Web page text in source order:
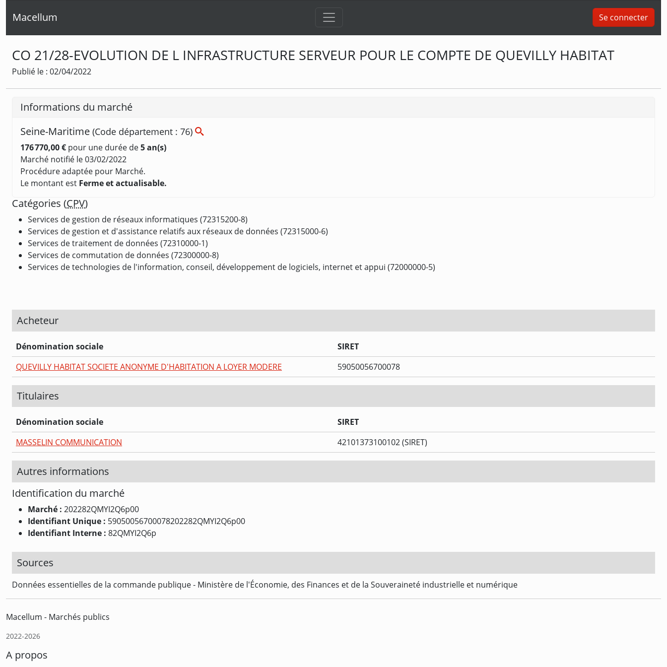
Macellum Se connecter
CO 21/28-EVOLUTION DE L INFRASTRUCTURE SERVEUR POUR LE COMPTE DE QUEVILLY HABITAT
Publié le : 02/04/2022
Informations du marché
Seine-Maritime (Code département : 76)
176 770,00 € pour une durée de5 an(s)
Marché notifié le 03/02/2022
Procédure adaptée pour Marché.
Le montant est Ferme et actualisable.
Catégories (CPV)
Services de gestion de réseaux informatiques (72315200-8)
Services de gestion et d'assistance relatifs aux réseaux de données (72315000-6)
Services de traitement de données (72310000-1)
Services de commutation de données (72300000-8)
Services de technologies de l'information, conseil, développement de logiciels, internet et appui (72000000-5)
Acheteur
Dénomination sociale
SIRET
QUEVILLY HABITAT SOCIETE ANONYME D'HABITATION A LOYER MODERE
59050056700078
Titulaires
Dénomination sociale
SIRET
MASSELIN COMMUNICATION
42101373100102 (SIRET)
Autres informations
Identification du marché
Marché : 202282QMYI2Q6p00
Identifiant Unique : 59050056700078202282QMYI2Q6p00
Identifiant Interne : 82QMYI2Q6p
Sources
Données essentielles de la commande publique - Ministère de l'Économie, des Finances et de la Souveraineté industrielle et numérique
Macellum - Marchés publics
2022-2026
A propos